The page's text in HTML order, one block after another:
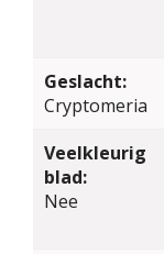
Geslacht:
Cryptomeria
Veelkleurig
blad:
Nee